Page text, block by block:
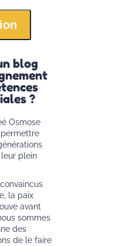
blog
?
Osmose
plein
la paix
avant
sommes
des
de le faire